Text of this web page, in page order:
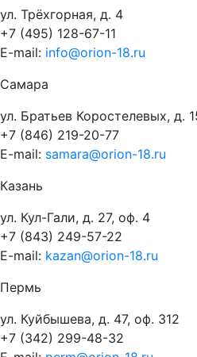
ул. Трёхгорная, д. 4
+7 (495) 128-67-11
E-mail: info@orion-18.ru
Самара
ул. Братьев Коростелевых, д.
+7 (846) 219-20-77
E-mail: samara@orion-18.ru
Казань
ул. Кул-Гали, д. 27, оф. 4
+7 (843) 249-57-22
E-mail: kazan@orion-18.ru
Пермь
ул. Куйбышева, д. 47, оф. 312
+7 (342) 299-48-32